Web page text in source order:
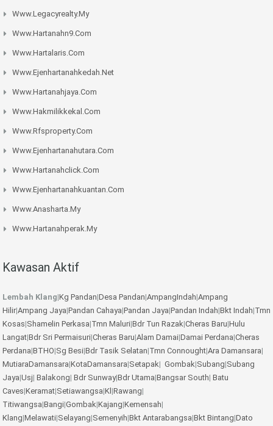
Www.legacyrealty.my
Www.hartanahn9.com
Www.hartalaris.com
Www.ejenhartanahkedah.net
Www.hartanahjaya.com
Www.hakmilikkekal.com
Www.rfsproperty.com
Www.ejenhartanahutara.com
Www.hartanahclick.com
Www.ejenhartanahkuantan.com
Www.anasharta.my
Www.hartanahperak.my
Kawasan Aktif
Lembah Klang|Kg Pandan|Desa Pandan|AmpangIndah|Ampang
Hilir|Ampang Jaya|Pandan Cahaya|Pandan Jaya|Pandan Indah|Bkt Indah|Tmn
Kosas|Shamelin Perkasa|Tmn Maluri|Bdr Tun Razak|Cheras Baru|Hulu
Langat|Bdr Sri Permaisuri|Cheras Baru|Alam Damai|Damai Perdana|Cheras
Perdana|BTHO|Sg Besi|Bdr Tasik Selatan|Tmn Connought|Ara Damansara|
MutiaraDamansara|KotaDamansara|Setapak| Gombak|Subang|Subang
Jaya|Usj| Balakong| Bdr Sunway|Bdr Utama|Bangsar South| Batu
Caves|Keramat|Setiawangsa|Kl |Rawang|
Titiwangsa|Bangi|Gombak|Kajang|Kemensah|
Klang|Melawati|Selayang|Semenyih|Bkt Antarabangsa|Bkt Bintang|Dato